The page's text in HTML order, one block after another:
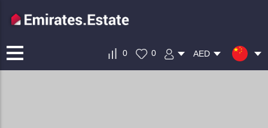
0 0 AED